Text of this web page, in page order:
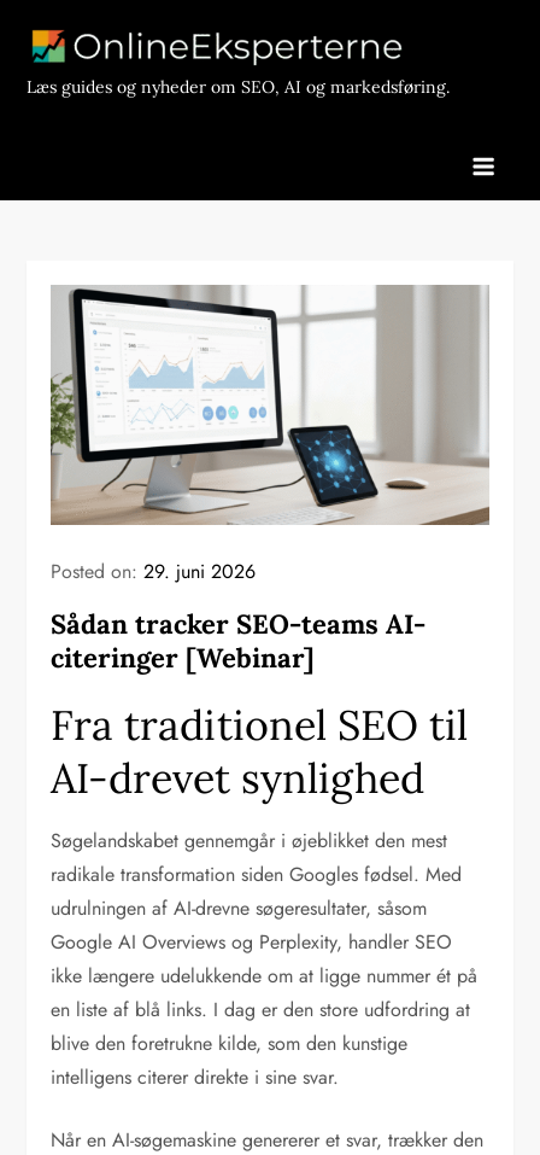
contentLæs guides og nyheder om SEO, AI og markedsføring.
Posted on:29. juni 2026
Sådan tracker SEO-teams AI-
citeringer [Webinar]
Fra traditionel SEO til
AI-drevet synlighed
Søgelandskabet gennemgår i øjeblikket den mest
radikale transformation siden Googles fødsel. Med
udrulningen af AI-drevne søgeresultater, såsom
Google AI Overviews og Perplexity, handler SEO
ikke længere udelukkende om at ligge nummer ét på
en liste af blå links. I dag er den store udfordring at
blive den foretrukne kilde, som den kunstige
intelligens citerer direkte i sine svar.
Når en AI-søgemaskine genererer et svar, trækker den